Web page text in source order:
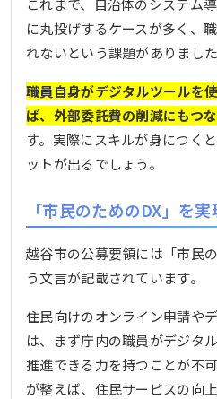
これまで、自治体のシステム
に丸投げするケースが多く、
れないという課題がありました
職員自身がデジタルツールを
ば、外部委託費の削減にもつ
す。実際にスキルが身につく
ットが出るでしょう。
「市民のためのDX」を
越谷市の公募要領には「市民
う文言が記載されています。
住民向けのオンライン申請や
は、まず庁内の職員がデジタ
推進できる力を持つことが不
が整えば、住民サービスの向